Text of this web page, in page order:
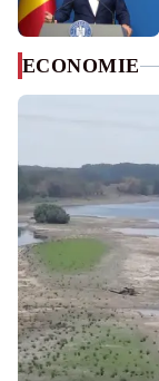
ECONOMIE